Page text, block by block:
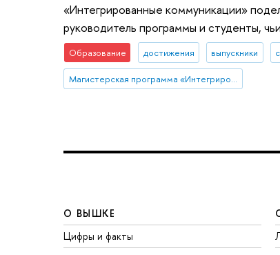
«Интегрированные коммуникации»
руководитель программы и студенты,
Образование достижения выпускники
Магистерская программа «Интегрированные коммуникации»
О ВЫШКЕ
Цифры и факты